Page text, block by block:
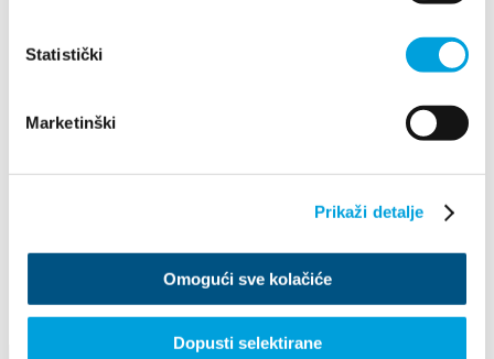
Statistički
Marketinški
Prikaži detalje
Omogući sve kolačiće
Dopusti selektirane
2017
kolovoz
travanj
kolovoz
prosinac